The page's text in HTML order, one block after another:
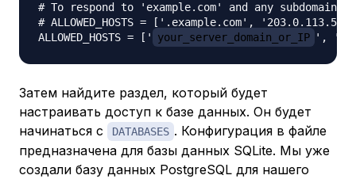
# To respond to 'example.com' and any
# ALLOWED_HOSTS = ['.example.com', '203.0.113.5']
ALLOWED_HOSTS = ['
your_server_domain_or_IP ', '
Затем найдите раздел, который будет
настраивать доступ к базе данных. Он будет
начинаться с
DATABASES . Конфигурация в файле
предназначена для базы данных SQLite. Мы уже
создали базу данных PostgreSQL для нашего